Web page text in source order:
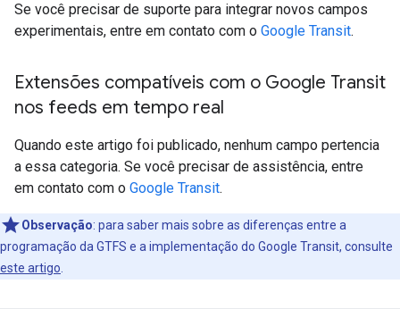
Se você precisar de suporte para integrar novos campos
experimentais, entre em contato com o Google Transit.
Extensões compatíveis com o Google Transit
nos feeds em tempo real
Quando este artigo foi publicado, nenhum campo pertencia
a essa categoria. Se você precisar de assistência, entre
em contato com o Google Transit.
Observação: para saber mais sobre as diferenças entre a
programação da GTFS e a implementação do Google Transit, consulte
este artigo